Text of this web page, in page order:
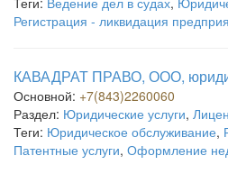
Регистрация - ликвидация
КАВАДРАТ ПРАВО, ООО,
Основной: +7(843)2260060
Раздел: Юридические услуги,
Теги: Юридическое обслуживание,
Патентные услуги, Оформление